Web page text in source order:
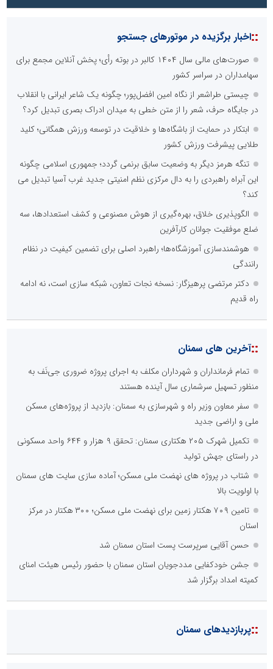
::اخبار برگزیده در موتورهای جستجو
صورت‌های مالی سال ۱۴۰۴ کالبر در بوته رأی؛ پخش آنلاین مجمع برای
سهامداران در سراسر کشور
چیستی طراشعر از نگاه امین افضل‌پور؛ چگونه یک شاعر ایرانی با انقلاب
در جایگاه حرف، شعر را از متن خطی به میدان ادراک بصری تبدیل کرد؟
ابتکار در حمایت از باشگاه‌ها و خلاقیت در توسعه ورزش همگانی؛ کلید
طلایی پیشرفت ورزش کشور
تنگه هرمز دیگر به وضعیت سابق برنمی گردد؛ جمهوری اسلامی چگونه
این آبراه راهبردی را به دال مرکزی نظم امنیتی جدید غرب آسیا تبدیل می
کند؟
الگوپذیری خلاق، بهره‌گیری از هوش مصنوعی و کشف استعدادها، سه
ضلع موفقیت جوانان کارآفرین
هوشمندسازی آموزشگاه‌ها؛ راهبرد اصلی برای تضمین کیفیت در نظام
رانندگی
دکتر مرتضی پرهیزگار: نسخه نجات تعاون، شبکه سازی است، نه ادامه
راه قدیم
::آخرین های سمنان
تمام فرمانداران و شهرداران مکلف به اجرای پروژه ضروری جی‌نَف به
منظور تسهیل سرشماری سال آینده هستند
سفر معاون وزیر راه و شهرسازی به سمنان: بازدید از پروژه‌های مسکن
ملی و اراضی جدید
تکمیل شهرک ۲۰۵ هکتاری سمنان: تحقق ۹ هزار و ۶۴۴ واحد مسکونی
در راستای جهش تولید
شتاب در پروژه های نهضت ملی مسکن؛ آماده سازی سایت های سمنان
با اولویت بالا
تامین ۷۰۹ هکتار زمین برای نهضت ملی مسکن؛ ۳۰۰ هکتار در مرکز
استان
حسن آقایی سرپرست پست استان سمنان شد
جشن خودکفایی مددجویان استان سمنان با حضور رئیس هیئت امنای
کمیته امداد برگزار شد
::پربازدیدهای سمنان